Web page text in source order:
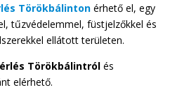
Törökbálintonérhető el, egy
tűzvédelemmel, füstjelzőkkel és
ellátott területen.
Törökbálintrólés
elérhető.